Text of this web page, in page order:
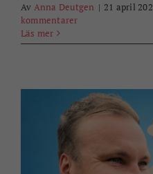
Av Anna Deutgen | 21 april
kommentarer
Läs mer